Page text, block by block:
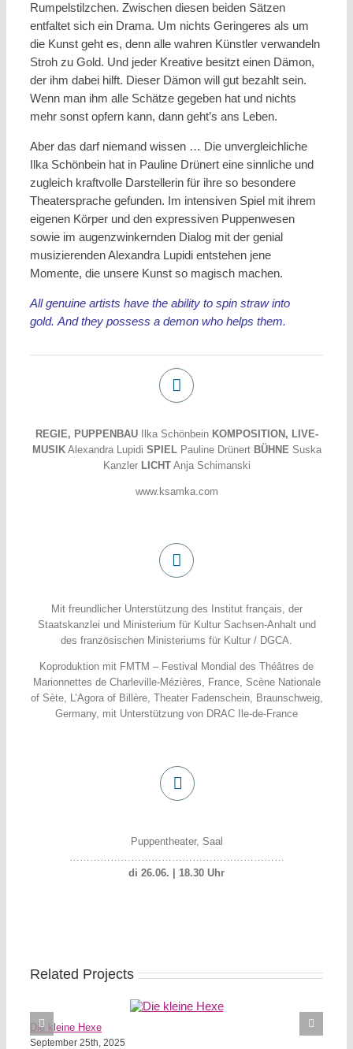
Rumpelstilzchen. Zwischen diesen beiden Sätzen
entfaltet sich ein Drama. Um nichts Geringeres als um
die Kunst geht es, denn alle wahren Künstler verwandeln
Stroh zu Gold. Und jeder Kreative besitzt einen Dämon,
der ihm dabei hilft. Dieser Dämon will gut bezahlt sein.
Wenn man ihm alle Schätze gegeben hat und nichts
mehr sonst opfern kann, dann geht’s ans Leben.
Aber das darf niemand wissen … Die unvergleichliche
Ilka Schönbein hat in Pauline Drünert eine sinnliche und
zugleich kraftvolle Darstellerin für ihre so besondere
Theatersprache gefunden. Im intensiven Spiel mit ihrem
eigenen Körper und den expressiven Puppenwesen
sowie im augenzwinkernden Dialog mit der genial
musizierenden Alexandra Lupidi entstehen jene
Momente, die unsere Kunst so magisch machen.
All genuine artists have the ability to spin straw into
gold. And they possess a demon who helps them.
REGIE, PUPPENBAUIlka Schönbein KOMPOSITION, LIVE-
MUSIKAlexandra Lupidi SPIELPauline Drünert BÜHNE Suska
Kanzler LICHTAnja Schimanski
www.ksamka.com
Mit freundlicher Unterstützung des Institut français, der
Staatskanzlei und Ministerium für Kultur Sachsen-Anhalt und
des französischen Ministeriums für Kultur / DGCA.
Koproduktion mit FMTM – Festival Mondial des Théâtres de
Marionnettes de Charleville-Mézières, France, Scène Nationale
of Sète, L’Agora of Billère, Theater Fadenschein, Braunschweig,
Germany, mit Unterstützung von DRAC Ile-de-France
Puppentheater, Saal
………………………………………………………
di 26.06. | 18.30 Uhr
Related Projects
Die kleine Hexe
September 25th, 2025